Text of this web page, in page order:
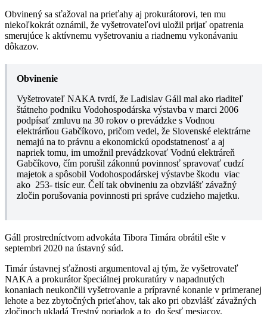
Obvinený sa sťažoval na prieťahy aj prokurátorovi, ten mu
niekoľkokrát oznámil, že vyšetrovateľovi uložil prijať opatrenia
smerujúce k aktívnemu vyšetrovaniu a riadnemu vykonávaniu
dôkazov.
Obvinenie
Vyšetrovateľ NAKA tvrdí, že Ladislav Gáll mal ako riaditeľ
štátneho podniku Vodohospodárska výstavba v marci 2006
podpísať zmluvu na 30 rokov o prevádzke s Vodnou
elektrárňou Gabčíkovo, pričom vedel, že Slovenské elektrárne
nemajú na to právnu a ekonomickú opodstatnenosť a aj
napriek tomu, im umožnil prevádzkovať Vodnú elektráreň
Gabčíkovo, čím porušil zákonnú povinnosť spravovať cudzí
majetok a spôsobil Vodohospodárskej výstavbe škodu viac
ako 253- tisíc eur. Čelí tak obvineniu za obzvlášť závažný
zločin porušovania povinnosti pri správe cudzieho majetku.
Gáll prostredníctvom advokáta Tibora Timára obrátil ešte v
septembri 2020 na ústavný súd.
Timár ústavnej sťažnosti argumentoval aj tým, že vyšetrovateľ
NAKA a prokurátor špeciálnej prokuratúry v napadnutých
konaniach neukončili vyšetrovanie a prípravné konanie v primeranej
lehote a bez zbytočných prieťahov, tak ako pri obzvlášť závažných
zločinoch ukladá Trestný poriadok a to do šesť mesiacov.